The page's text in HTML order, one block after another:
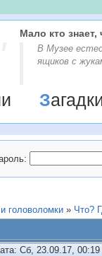
Мало кто знает,
В Музее
ящиков с
головоломки » Что?
Сб, 23.09.17,